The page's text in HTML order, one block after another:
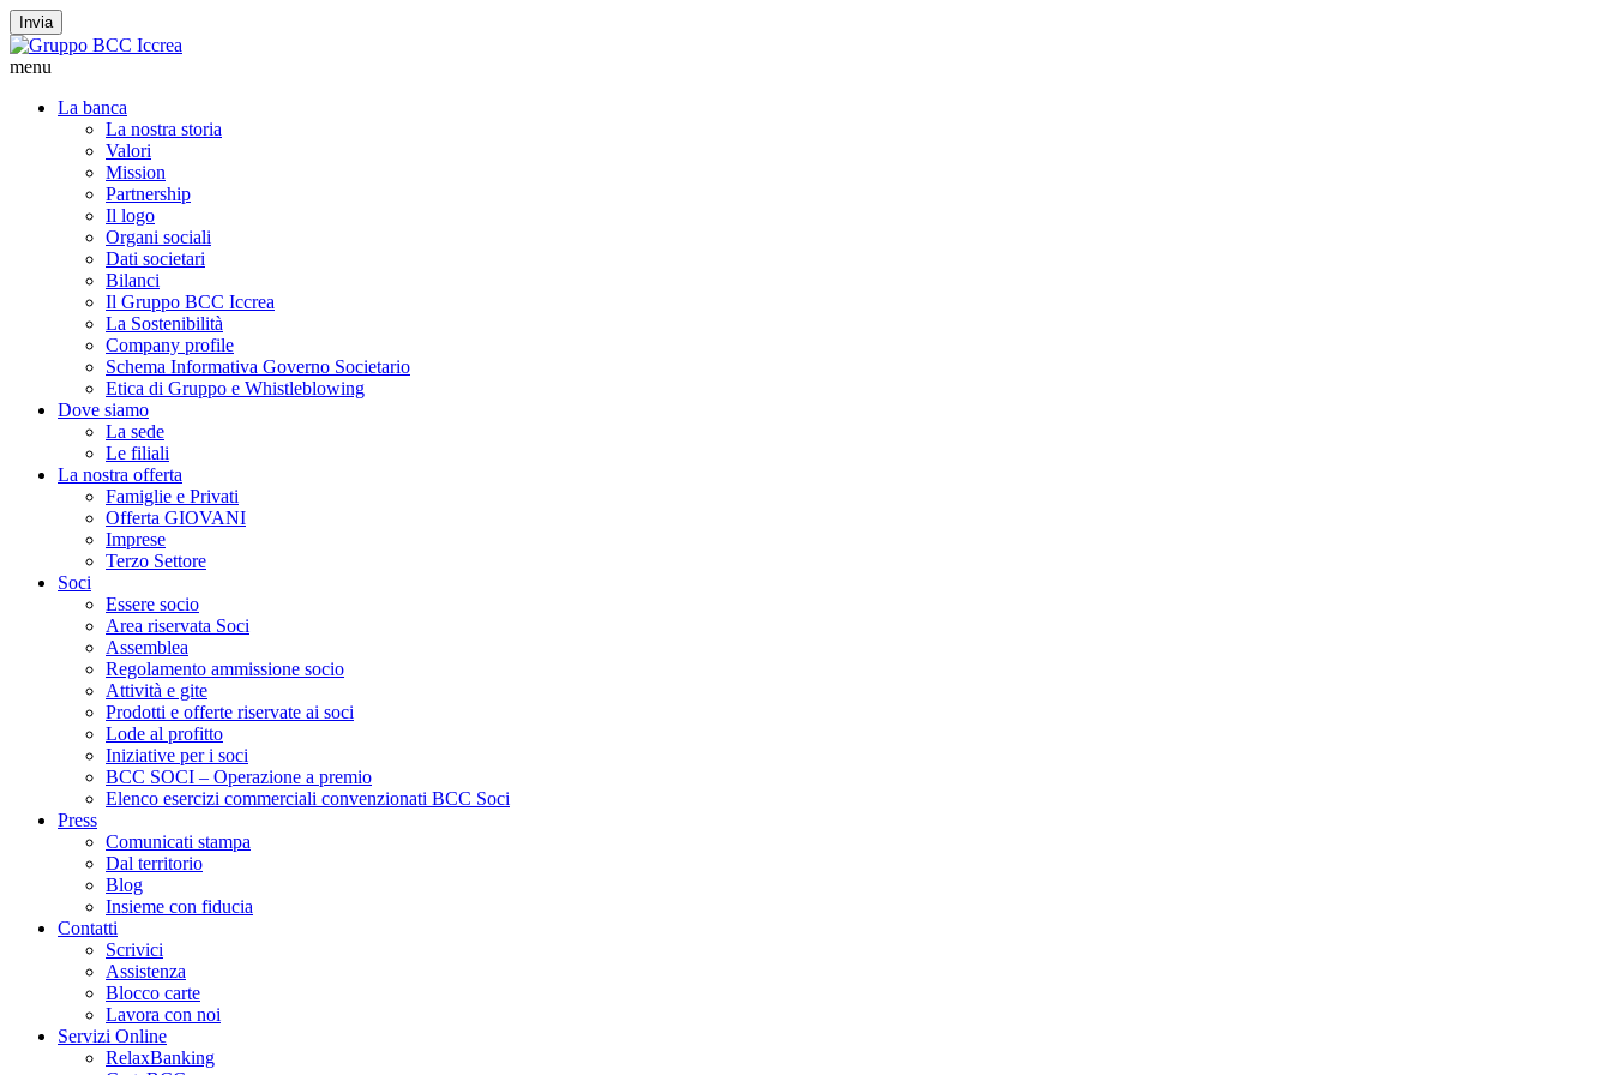
Invia
menu
La banca
La nostra storia
Valori
Mission
Partnership
Il logo
Organi sociali
Dati societari
Bilanci
Il Gruppo BCC Iccrea
La Sostenibilità
Company profile
Schema Informativa Governo Societario
Etica di Gruppo e Whistleblowing
Dove siamo
La sede
Le filiali
La nostra offerta
Famiglie e Privati
Offerta GIOVANI
Imprese
Terzo Settore
Soci
Essere socio
Area riservata Soci
Assemblea
Regolamento ammissione socio
Attività e gite
Prodotti e offerte riservate ai soci
Lode al profitto
Iniziative per i soci
BCC SOCI – Operazione a premio
Elenco esercizi commerciali convenzionati BCC Soci
Press
Comunicati stampa
Dal territorio
Blog
Insieme con fiducia
Contatti
Scrivici
Assistenza
Blocco carte
Lavora con noi
Servizi Online
RelaxBanking